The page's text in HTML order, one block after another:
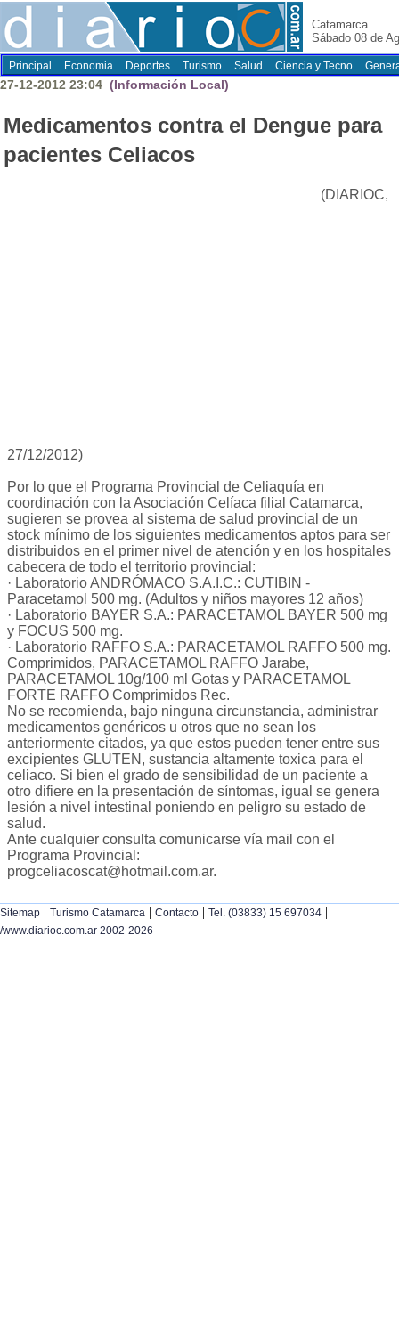
Catamarca
Sábado 08 de
Principal Economia Deportes Turismo Salud Ciencia y Tecno
27-12-2012 23:04 (Información Local)
Medicamentos contra el Dengue para
pacientes Celiacos
(DIARIOC,
27/12/2012)
Por lo que el Programa Provincial de Celiaquía en
coordinación con la Asociación Celíaca filial Catamarca,
sugieren se provea al sistema de salud provincial de un
stock mínimo de los siguientes medicamentos aptos para ser
distribuidos en el primer nivel de atención y en los hospitales
cabecera de todo el territorio provincial:
· Laboratorio ANDRÓMACO S.A.I.C.: CUTIBIN -
Paracetamol 500 mg. (Adultos y niños mayores 12 años)
· Laboratorio BAYER S.A.: PARACETAMOL BAYER 500 mg
y FOCUS 500 mg.
· Laboratorio RAFFO S.A.: PARACETAMOL RAFFO 500 mg.
Comprimidos, PARACETAMOL RAFFO Jarabe,
PARACETAMOL 10g/100 ml Gotas y PARACETAMOL
FORTE RAFFO Comprimidos Rec.
No se recomienda, bajo ninguna circunstancia, administrar
medicamentos genéricos u otros que no sean los
anteriormente citados, ya que estos pueden tener entre sus
excipientes GLUTEN, sustancia altamente toxica para el
celiaco. Si bien el grado de sensibilidad de un paciente a
otro difiere en la presentación de síntomas, igual se genera
lesión a nivel intestinal poniendo en peligro su estado de
salud.
Ante cualquier consulta comunicarse vía mail con el
Programa Provincial:
progceliacoscat@hotmail.com.ar.
Sitemap | Turismo Catamarca | Contacto | Tel. (03833) 15 697034 |
/www.diarioc.com.ar 2002-2026